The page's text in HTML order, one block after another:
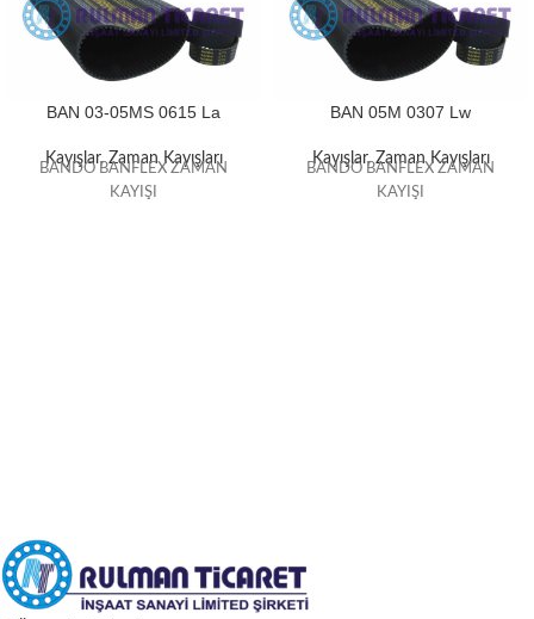
BAN 03-05MS 0615 La
Kayışlar,Zaman Kayışları
BANDO BANFLEX ZAMAN
KAYIŞI
BAN 05M 0307 Lw
Kayışlar,Zaman Kayışları
BANDO BANFLEX ZAMAN
KAYIŞI